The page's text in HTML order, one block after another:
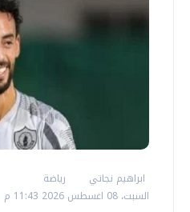
ابراهيم نجاتي
رياضة
السبت، 08 اغسطس 2026 11:43 م